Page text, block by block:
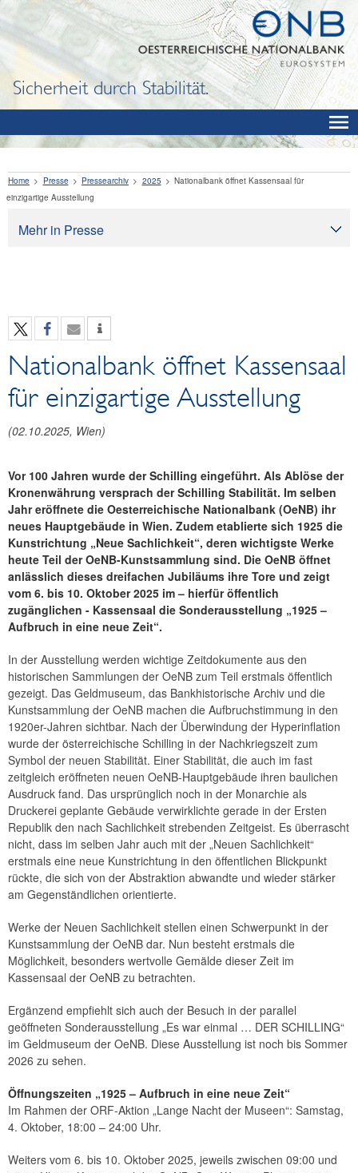
Sicherheit durch Stabilität.
Mehr in Presse
OeNB-Blog
OeNB-Podcast
Reden und Präsentationen
Berichte
Fotos
Home Presse Pressearchiv 2025
Nationalbank öffnet Kassensaal für
einzigartige Ausstellung
Nationalbank öffnet Kassensaal
für einzigartige Ausstellung
(02.10.2025, Wien)
Vor 100 Jahren wurde der Schilling eingeführt. Als Ablöse der
Kronenwährung versprach der Schilling Stabilität. Im selben
Jahr eröffnete die Oesterreichische Nationalbank (OeNB) ihr
neues Hauptgebäude in Wien. Zudem etablierte sich 1925 die
Kunstrichtung „Neue Sachlichkeit“, deren wichtigste Werke
heute Teil der OeNB-Kunstsammlung sind. Die OeNB öffnet
anlässlich dieses dreifachen Jubiläums ihre Tore und zeigt
vom 6. bis 10. Oktober 2025 im – hierfür öffentlich
zugänglichen - Kassensaal die Sonderausstellung „1925 –
Aufbruch in eine neue Zeit“.
In der Ausstellung werden wichtige Zeitdokumente aus den
historischen Sammlungen der OeNB zum Teil erstmals öffentlich
gezeigt. Das Geldmuseum, das Bankhistorische Archiv und die
Kunstsammlung der OeNB machen die Aufbruchstimmung in den
1920er-Jahren sichtbar. Nach der Überwindung der Hyperinflation
wurde der österreichische Schilling in der Nachkriegszeit zum
Symbol der neuen Stabilität. Einer Stabilität, die auch im fast
zeitgleich eröffneten neuen OeNB-Hauptgebäude ihren baulichen
Ausdruck fand. Das ursprünglich noch in der Monarchie als
Druckerei geplante Gebäude verwirklichte gerade in der Ersten
Republik den nach Sachlichkeit strebenden Zeitgeist. Es überrascht
nicht, dass im selben Jahr auch mit der „Neuen Sachlichkeit“
erstmals eine neue Kunstrichtung in den öffentlichen Blickpunkt
rückte, die sich von der Abstraktion abwandte und wieder stärker
am Gegenständlichen orientierte.
Werke der Neuen Sachlichkeit stellen einen Schwerpunkt in der
Kunstsammlung der OeNB dar. Nun besteht erstmals die
Möglichkeit, besonders wertvolle Gemälde dieser Zeit im
Kassensaal der OeNB zu betrachten.
Ergänzend empfiehlt sich auch der Besuch in der parallel
geöffneten Sonderausstellung „Es war einmal … DER SCHILLING“
im Geldmuseum der OeNB. Diese Ausstellung ist noch bis Sommer
2026 zu sehen.
Öffnungszeiten „1925 – Aufbruch in eine neue Zeit“
Im Rahmen der ORF-Aktion „Lange Nacht der Museen“: Samstag,
4. Oktober, 18:00 – 24:00 Uhr.
Weiters vom 6. bis 10. Oktober 2025, jeweils zwischen 09:00 und